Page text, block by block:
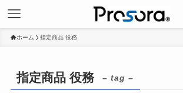
ホーム 指定商品 役務
指定商品 役務 – tag –